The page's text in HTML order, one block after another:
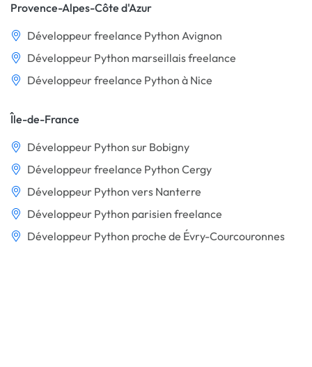
Provence-Alpes-Côte d'Azur
Développeur freelance Python Avignon
Développeur Python marseillais freelance
Développeur freelance Python à Nice
Île-de-France
Développeur Python sur Bobigny
Développeur freelance Python Cergy
Développeur Python vers Nanterre
Développeur Python parisien freelance
Développeur Python proche de Évry-Courcouronnes